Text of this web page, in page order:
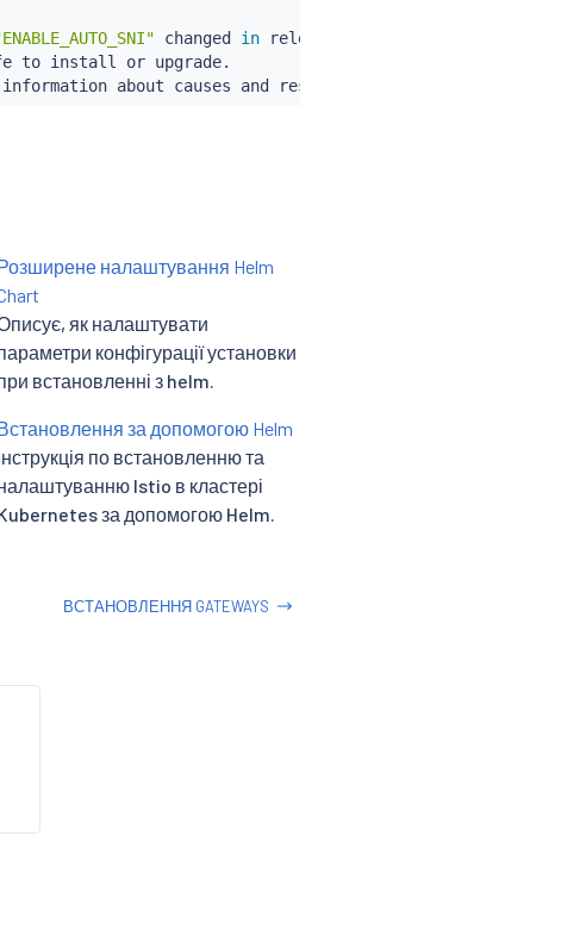
changed in release 1.20: previously, no SNI
to install
or upgrade.
about causes and resolutions.
налаштування Helm
як налаштувати
конфігурації установки
встановленні з helm.
за допомогою Helm
по встановленню та
Istio в кластері
за допомогою Helm.
ВСТАНОВЛЕННЯ GATEWAYS